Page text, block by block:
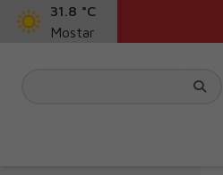
31.8 °C
Mostar